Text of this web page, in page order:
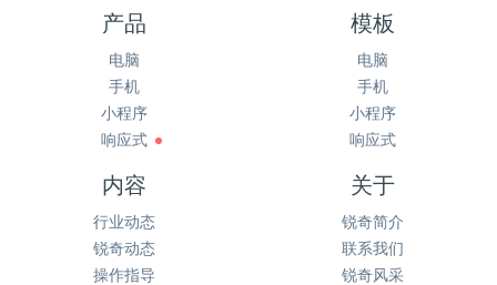
产品
电脑
手机
小程序
响应式
模板
电脑
手机
小程序
响应式
内容
行业动态
锐奇动态
操作指导
关于
锐奇简介
联系我们
锐奇风采